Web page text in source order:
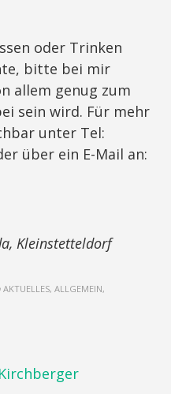
oder Trinken
bitte bei mir
allem genug zum
sein wird. Für mehr
unter Tel:
über ein E-Mail an:
Kleinstetteldorf
AKTUELLES, ALLGEMEIN,